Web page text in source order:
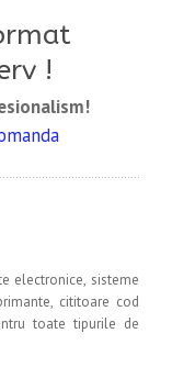
!
electronice, sisteme
cititoare cod
toate tipurile de